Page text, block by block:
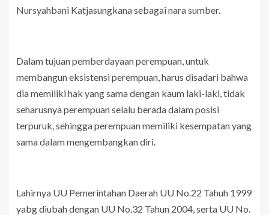
Nursyahbani Katjasungkana sebagai nara sumber.
Dalam tujuan pemberdayaan perempuan, untuk
membangun eksistensi perempuan, harus disadari bahwa
dia memiliki hak yang sama dengan kaum laki-laki, tidak
seharusnya perempuan selalu berada dalam posisi
terpuruk, sehingga perempuan memiliki kesempatan yang
sama dalam mengembangkan diri.
Lahirnya UU Pemerintahan Daerah UU No.22 Tahuh 1999
yabg diubah dengan UU No.32 Tahun 2004, serta UU No.